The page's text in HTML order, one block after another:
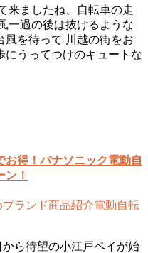
来ましたね、自転車の走
一過の後は抜けるような
風を待って 川越の街をお
にうってつけのキュートな
得！パナソニック電動自
！
ブランド商品紹介電動自転
ら待望の小江戸ペイが始